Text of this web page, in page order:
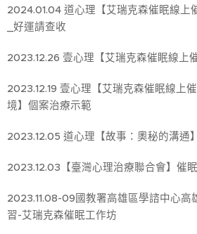
2024.01.04 道心理【艾瑞克森催眠線上
_好運請查收
2023.12.26 壹心理【艾瑞克森催眠線上
2023.12.19 壹心理【艾瑞克森催眠線上
境】個案治療示範
2023.12.05 道心理【故事：奧秘的溝通
2023.12.03【臺灣心理治療聯合會】催
2023.11.08-09國教署高雄區學諮中心高
習-艾瑞克森催眠工作坊